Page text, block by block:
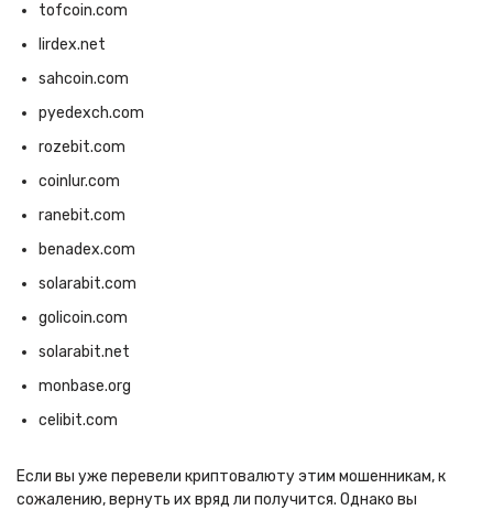
tofcoin.com
lirdex.net
sahcoin.com
pyedexch.com
rozebit.com
coinlur.com
ranebit.com
benadex.com
solarabit.com
golicoin.com
solarabit.net
monbase.org
celibit.com
Если вы уже перевели криптовалюту этим мошенникам, к
сожалению, вернуть их вряд ли получится. Однако вы